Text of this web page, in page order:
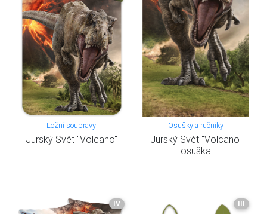
Ložní soupravy
Jurský Svět "Volcano"
Osušky a ručníky
Jurský Svět "Volcano"
osuška
IV III